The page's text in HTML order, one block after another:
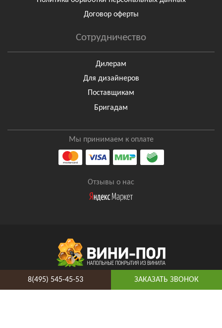
Договор оферты
Сотрудничество
Дилерам
Для дизайнеров
Поставщикам
Бригадам
Мы принимаем к оплате
Отзывы о нас
8(495) 545-45-53
8(495) 545-45-53 ЗАКАЗАТЬ ЗВОНОК